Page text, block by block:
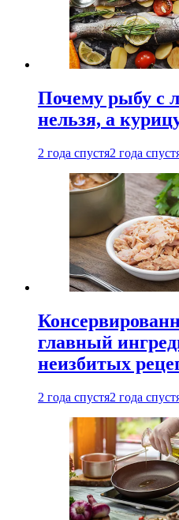
Почему рыбу с
нельзя, а
2 года спустя2 года
главный
неизбитых
2 года спустя2 года